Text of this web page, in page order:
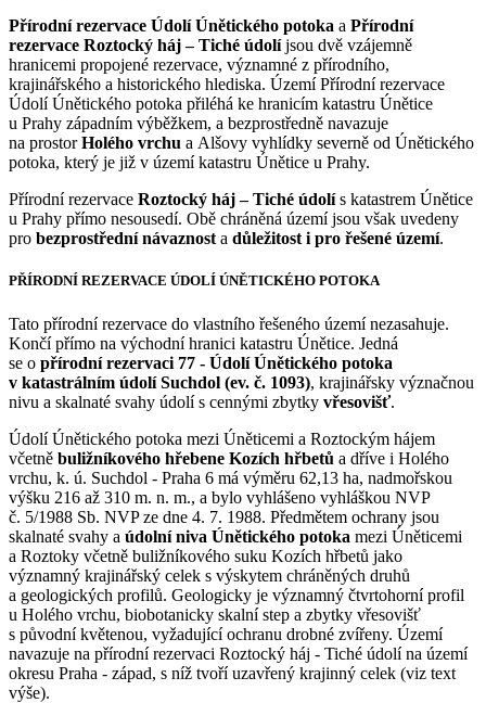
Přírodní rezervace Údolí Únětického potoka a Přírodní
rezervace Roztocký háj – Tiché údolíjsou dvě vzájemně
hranicemi propojené rezervace, významné z přírodního,
krajinářského a historického hlediska. Území Přírodní rezervace
Údolí Únětického potoka přiléhá ke hranicím katastru Únětice
u Prahy západním výběžkem, a bezprostředně navazuje
na prostorHolého vrchu a Alšovy vyhlídky severně od Únětického
potoka, který je již v území katastru Únětice u Prahy.
Přírodní rezervace Roztocký háj – Tiché údolís katastrem Únětice
u Prahy přímo nesousedí. Obě chráněná území jsou však uvedeny
pro bezprostřední návaznost a důležitost i pro řešené území.
PŘÍRODNÍ REZERVACE ÚDOLÍ ÚNĚTICKÉHO POTOKA
Tato přírodní rezervace do vlastního řešeného území nezasahuje.
Končí přímo na východní hranici katastru Únětice. Jedná
se o přírodní rezervaci 77 - Údolí Únětického potoka
v katastrálním údolí Suchdol (ev. č. 1093), krajinářsky význačnou
nivu a skalnaté svahy údolí s cennými zbytky vřesovišť.
Údolí Únětického potoka mezi Úněticemi a Roztockým hájem
včetně buližníkového hřebene Kozích hřbetů a dříve i Holého
vrchu, k. ú. Suchdol - Praha 6 má výměru 62,13 ha, nadmořskou
výšku 216 až 310 m. n. m., a bylo vyhlášeno vyhláškou NVP
č. 5/1988 Sb. NVP ze dne 4. 7. 1988. Předmětem ochrany jsou
skalnaté svahy a údolní niva Únětického potoka mezi Úněticemi
a Roztoky včetně buližníkového suku Kozích hřbetů jako
významný krajinářský celek s výskytem chráněných druhů
a geologických profilů. Geologicky je významný čtvrtohorní profil
u Holého vrchu, biobotanicky skalní step a zbytky vřesovišť
s původní květenou, vyžadující ochranu drobné zvířeny. Území
navazuje na přírodní rezervaci Roztocký háj - Tiché údolí na území
okresu Praha - západ, s níž tvoří uzavřený krajinný celek (viz text
výše).